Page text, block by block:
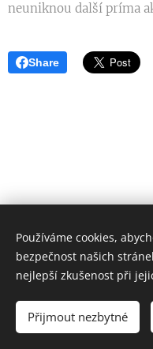
neuniknou další príma
Share
Všechna
Vytvořeno
Používáme cookies,
bezpečnost našich
nejlepší zkušenost při
Přijmout nezbytné